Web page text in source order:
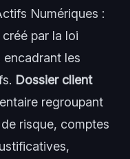
Numériques :
par la loi
encadrant les
Dossier client
regroupant
risque, comptes